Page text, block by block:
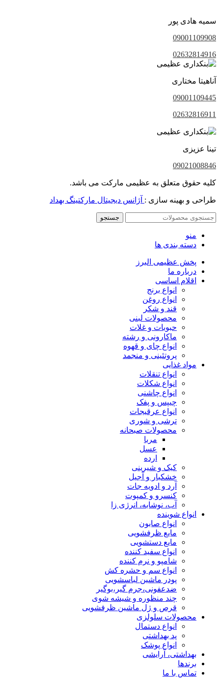
سمیه هادی پور
09001109908
02632814916
آناهیتا مختاری
09001109445
02632816911
تینا عزیزی
09021008846
کلیه حقوق متعلق به عظیمی مارکت می باشد.
طراحی و بهینه سازی : آژانس دیجیتال مارکتینگ بهداد
جستجو
منو
دسته بندی ها
پخش عظیمی البرز
درباره ما
اقلام اساسی
انواع برنج
انواع روغن
قند و شکر
محصولات لبنی
حبوبات و غلات
ماکارونی و رشته
انواع چای و قهوه
پروتئینی و منجمد
مواد غذایی
انواع تنقلات
انواع شکلات
انواع چاشنی
چیپس و پفک
انواع عرقیجات
ترشی و شوری
محصولات صبحانه
مربا
عسل
ارده
کیک و شیرینی
خشکبار و آجیل
آرد و ادویه جات
کنسرو و کمپوت
آب، نوشابه، انرژی زا
انواع شوینده
انواع صابون
مایع ظرفشویی
مایع دستشویی
انواع سفید کننده
شامپو و نرم کننده
انواع سم و حشره کش
پودر ماشین لباسشویی
ضدعفونی،جرم گیر،بوگیر
چند منظوره و شیشه شوی
قرص و ژل ماشین ظرفشویی
محصولات سلولزی
انواع دستمال
پد بهداشتی
انواع پوشک
بهداشتی، آرایشی
برندها
تماس با ما